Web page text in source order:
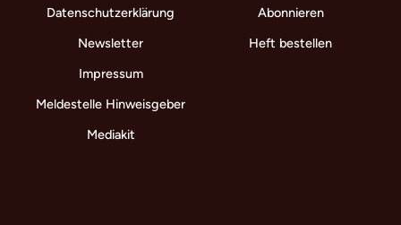
Datenschutzerklärung
Newsletter
Impressum
Meldestelle Hinweisgeber
Mediakit
Abonnieren
Heft bestellen